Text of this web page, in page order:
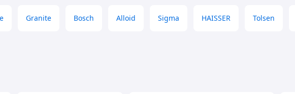
Granite Bosch Alloid Sigma HAISSER Tolsen